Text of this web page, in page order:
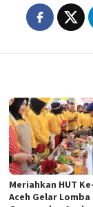
Meriahkan HUT
Aceh Gelar Lomba